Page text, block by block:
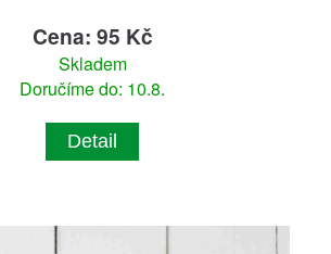
Cena: 95 Kč
Skladem
Doručíme do: 10.8.
Detail